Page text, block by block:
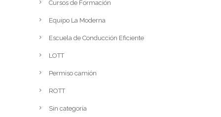
Cursos de Formación
Equipo La Moderna
Escuela de Conducción Eficiente
LOTT
Permiso camión
ROTT
Sin categoría